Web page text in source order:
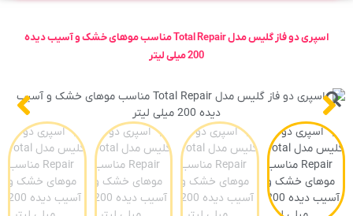
اسپری دو فاز گلیس مدل Total Repair مناسب موهای خشک و آسیب دیده
200 میلی لیتر